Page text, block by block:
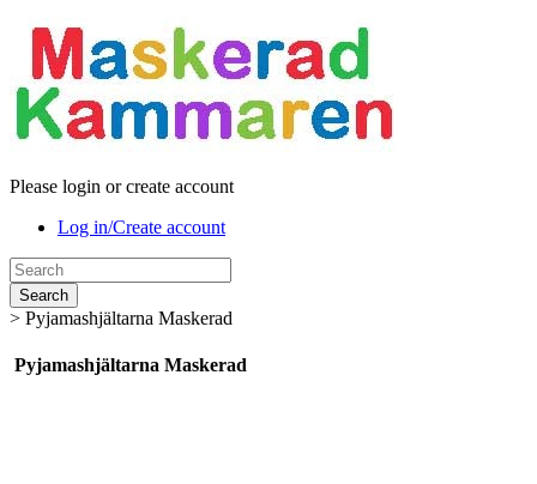
Please login or create account
Log in/Create account
Search
> Pyjamashjältarna Maskerad
Pyjamashjältarna Maskerad